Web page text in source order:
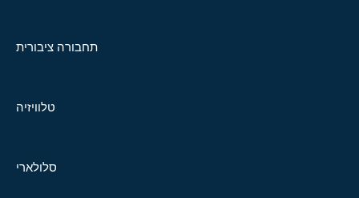
תחבורה ציבורית
טלוויזיה
סלולארי